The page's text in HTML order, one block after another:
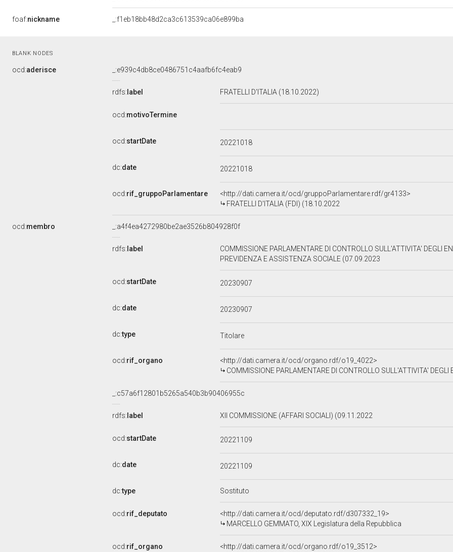
foaf:nickname _:f1eb18bb48d2ca3c613539ca06e899ba
BLANK NODES
ocd:aderisce _:e939c4db8ce0486751c4aafb6fc4eab9
rdfs: label FRATELLI D'ITALIA (18.10.2022)
ocd:motivoTermine
ocd:startDate 20221018
dc:date 20221018
ocd:rif_gruppoParlamentare
<http://dati.camera.it/ocd/gruppoParlamentare.rdf/gr4133>
FRATELLI D'ITALIA (FDI) (18.10.2022
ocd:membro _:a4f4ea4272980be2ae3526b804928f0f
rdfs: label
COMMISSIONE PARLAMENTARE DI CONTROLLO SULL'ATTIVITA' DEGLI
PREVIDENZA E ASSISTENZA SOCIALE (07.09.2023
ocd:startDate 20230907
dc:date 20230907
dc:type Titolare
ocd:rif_organo
<http://dati.camera.it/ocd/organo.rdf/o19_4022>
COMMISSIONE PARLAMENTARE DI CONTROLLO SULL'ATTIVITA' DEGLI ENTI
_:c57a6f12801b5265a540b3b90406955c
rdfs: label XII COMMISSIONE (AFFARI SOCIALI) (09.11.2022
ocd:startDate 20221109
dc:date 20221109
dc:type Sostituto
ocd:rif_deputato
<http://dati.camera.it/ocd/deputato.rdf/d307332_19>
MARCELLO GEMMATO, XIX Legislatura della Repubblica
ocd:rif_organo
<http://dati.camera.it/ocd/organo.rdf/o19_3512>